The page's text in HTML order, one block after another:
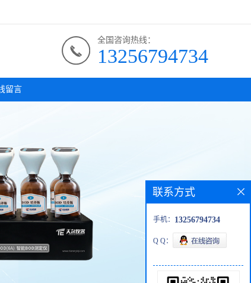
全国咨询热线：
13256794734
留言
联系方式
手机： 13256794734
Q Q：